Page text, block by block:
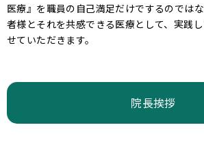
医療』を職員の自己満足だけでするのでは
者様とそれを共感できる医療として、実践
せていただきます。
院長挨拶